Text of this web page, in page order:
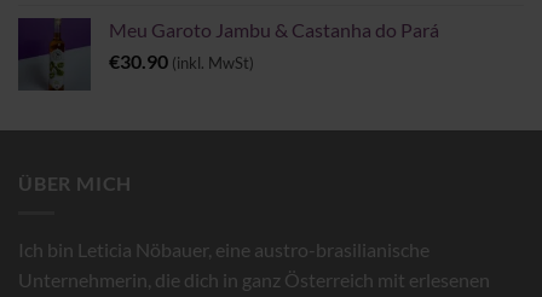
Meu Garoto Jambu & Castanha do Pará
€30.90 (inkl. MwSt)
ÜBER MICH
Ich bin Leticia Nöbauer, eine austro-brasilianische
Unternehmerin, die dich in ganz Österreich mit erlesenen